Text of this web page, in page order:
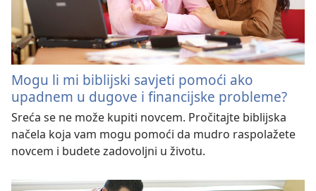
Mogu li mi biblijski savjeti pomoći ako
upadnem u dugove i financijske probleme?
Sreća se ne može kupiti novcem. Pročitajte biblijska
načela koja vam mogu pomoći da mudro raspolažete
novcem i budete zadovoljni u životu.